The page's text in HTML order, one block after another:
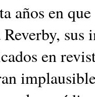
años en
en